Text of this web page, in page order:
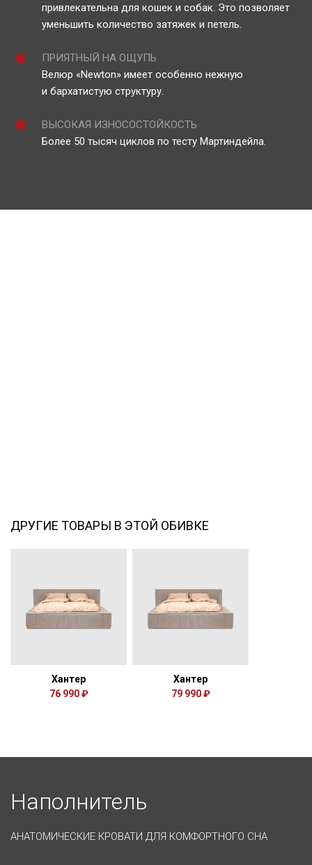
привлекательна для кошек и собак. Это позволяет
уменьшить количество затяжек и петель.
ПРИЯТНЫЙ НА ОЩУПЬ
Велюр «Newton» имеет особенно нежную
и бархатистую структуру.
ВЫСОКАЯ ИЗНОСОСТОЙКОСТЬ
Более 50 тысяч циклов по тесту Мартиндейла.
ДРУГИЕ ТОВАРЫ В ЭТОЙ ОБИВКЕ
Хантер
76 990 ₽
Хантер
79 990 ₽
Наполнитель
АНАТОМИЧЕСКИЕ КРОВАТИ ДЛЯ КОМФОРТНОГО СНА